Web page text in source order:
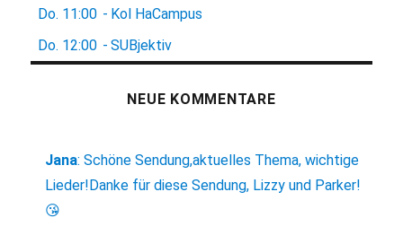
Do. 11:00 - Kol HaCampus
Do. 12:00 - SUBjektiv
NEUE KOMMENTARE
Jana:Schöne Sendung,aktuelles Thema, wichtige
Lieder!Danke für diese Sendung, Lizzy und Parker!
😘